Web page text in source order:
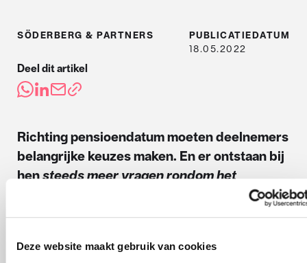
Deze website maakt gebruik van cookies
SÖDERBERG & PARTNERS
PUBLICATIEDATUM
18.05.2022
Deel dit artikel
Richting pensioendatum moeten deelnemers
belangrijke keuzes maken. En er ontstaan bij
hensteeds meer vragen rondom het
. Het zijn bovendien
onomkeerbare keuzes met een grote
voldoende? Kies ik voor hoog-laag? Moet ik